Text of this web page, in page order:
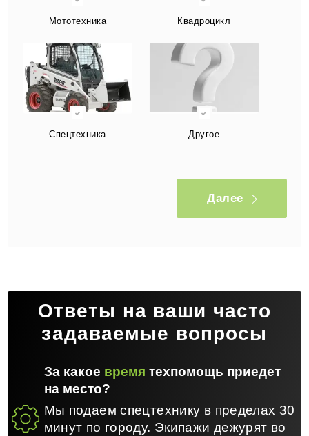
Мототехника Квадроцикл
Спецтехника Другое
Далее
Ответы на ваши часто
задаваемые вопросы
За какое время техпомощь приедет
на место?
Мы подаем спецтехнику в пределах 30
минут по городу. Экипажи дежурят во